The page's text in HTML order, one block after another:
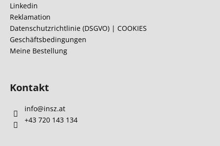
Linkedin
Reklamation
Datenschutzrichtlinie (DSGVO) | COOKIES
Geschäftsbedingungen
Meine Bestellung
Kontakt
info@insz.at
+43 720 143 134